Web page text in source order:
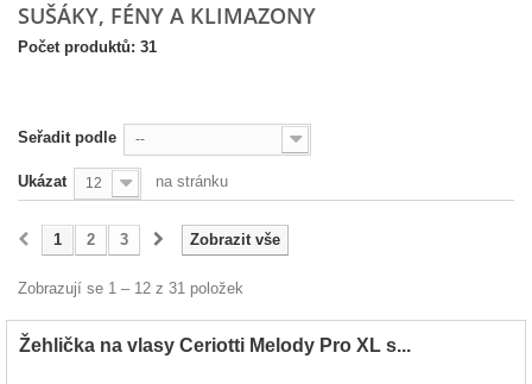
SUŠÁKY, FÉNY A KLIMAZONY
Počet produktů: 31
Seřadit podle --
Ukázat 12 na stránku
Zobrazit vše
1 2 3
Zobrazují se 1 – 12 z 31 položek
Žehlička na vlasy Ceriotti Melody Pro XL s...